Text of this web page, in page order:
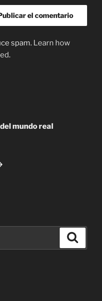
spam. Learn how
.
mundo real